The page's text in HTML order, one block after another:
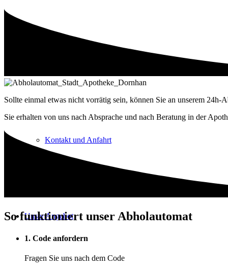
Kontakt und Anfahrt
Unser Angebot
Sollte einmal etwas nicht vorrätig sein, können Sie an unserem
Sie erhalten von uns nach Absprache und nach Beratung in der
So funktioniert unser Abholautomat
1. Code anfordern
Fragen Sie uns nach dem Code